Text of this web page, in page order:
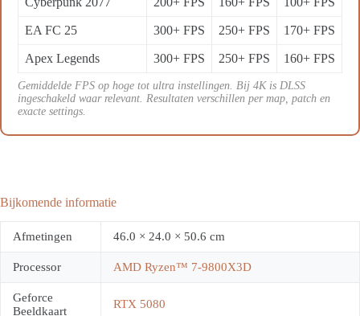
EA FC 25 300+ FPS 250+ FPS 170+ FPS
Apex Legends 300+ FPS 250+ FPS 160+ FPS
Gemiddelde FPS op hoge tot ultra instellingen. Bij 4K is DLSS
ingeschakeld waar relevant. Resultaten verschillen per map, patch en
exacte settings.
Bijkomende informatie
Afmetingen 46.0 × 24.0 × 50.6 cm
Processor AMD Ryzen™ 7-9800X3D
Geforce
Beeldkaart
RTX 5080